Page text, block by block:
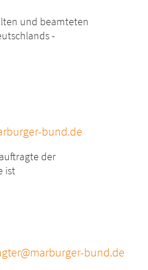
und beamteten
-
bund.de
der
ist
bund.de